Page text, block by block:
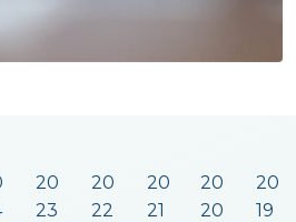
20
23
20
22
20
21
20
20
20
19